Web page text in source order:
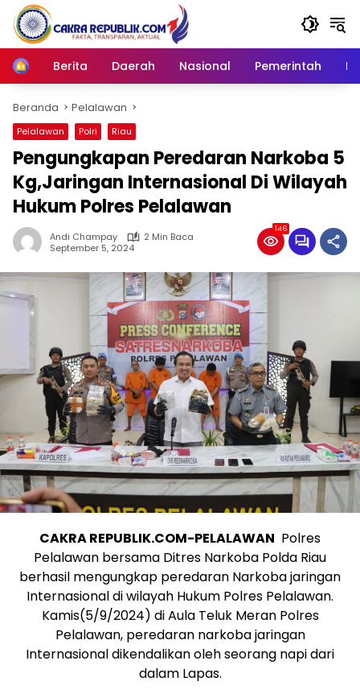
Langsung
konten
Home
Berita Daerah Nasional Pemerintah
Beranda Pelalawan
Pelalawan Polri Riau
Pengungkapan Peredaran Narkoba 5
Kg,Jaringan Internasional Di Wilayah
Hukum Polres Pelalawan
Andi Champay
2 Min Baca
September 5, 2024
146
CAKRA REPUBLIK.COM-PELALAWAN Polres
Pelalawan bersama Ditres Narkoba Polda Riau
berhasil mengungkap peredaran Narkoba jaringan
Internasional di wilayah Hukum Polres Pelalawan.
Kamis(5/9/2024) di Aula Teluk Meran Polres
Pelalawan, peredaran narkoba jaringan
Internasional dikendalikan oleh seorang napi dari
dalam Lapas.